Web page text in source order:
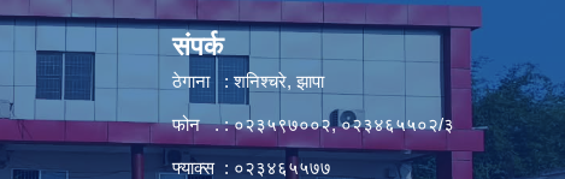
संपर्क
ठेगाना : शनिश्चरे, झापा
फोन . : ०२३५९७००२, ०२३४६५५०२/३
फ्याक्स : ०२३४६५५७७